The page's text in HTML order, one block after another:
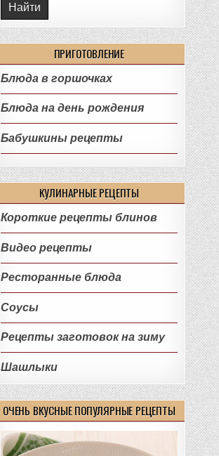
ПРИГОТОВЛЕНИЕ
Блюда в горшочках
Блюда на день рождения
Бабушкины рецепты
КУЛИНАРНЫЕ РЕЦЕПТЫ
Короткие рецепты блинов
Видео рецепты
Ресторанные блюда
Соусы
Рецепты заготовок на зиму
Шашлыки
ОЧЕНЬ ВКУСНЫЕ ПОПУЛЯРНЫЕ РЕЦЕПТЫ